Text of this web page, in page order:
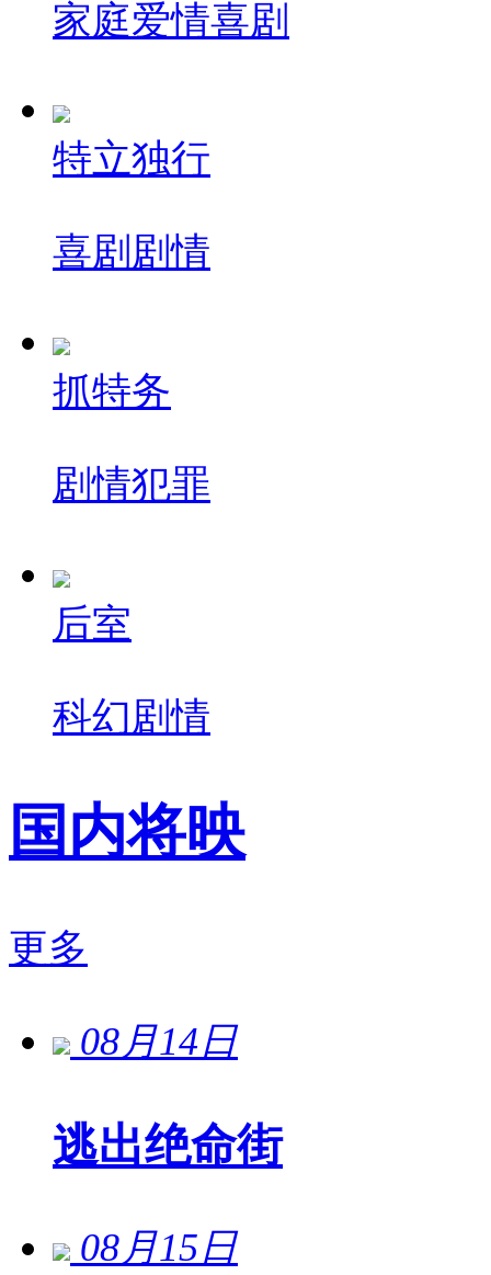
家庭爱情喜剧
特立独行
喜剧 剧情
抓特务
剧情犯罪
后室
科幻剧情
国内将映
更多
08月14日
逃出绝命街
08月15日